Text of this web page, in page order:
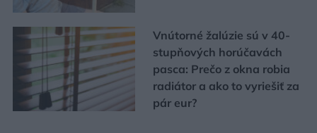
Vnútorné žalúzie sú v 40-
stupňových horúčavách
pasca: Prečo z okna robia
radiátor a ako to vyriešiť za
pár eur?